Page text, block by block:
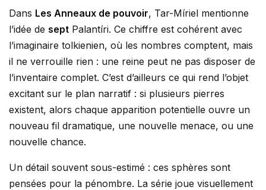
Dans Les Anneaux de pouvoir, Tar-Míriel mentionne
l’idée de septPalantíri. Ce chiffre est cohérent avec
l’imaginaire tolkienien, où les nombres comptent, mais
il ne verrouille rien : une reine peut ne pas disposer de
l’inventaire complet. C’est d’ailleurs ce qui rend l’objet
excitant sur le plan narratif : si plusieurs pierres
existent, alors chaque apparition potentielle ouvre un
nouveau fil dramatique, une nouvelle menace, ou une
nouvelle chance.
Un détail souvent sous-estimé : ces sphères sont
pensées pour la pénombre. La série joue visuellement